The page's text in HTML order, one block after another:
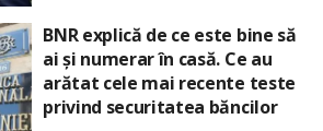
BNR explică de ce este bine să
ai și numerar în casă. Ce au
arătat cele mai recente teste
privind securitatea băncilor